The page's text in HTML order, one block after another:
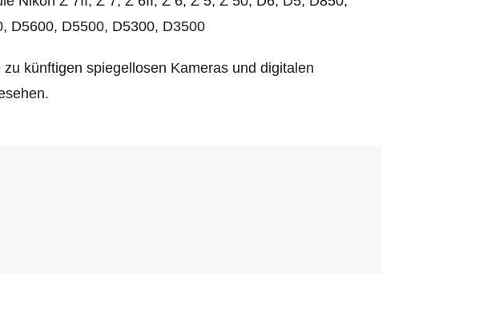
D5600, D5500, D5300, D3500
künftigen spiegellosen Kameras und digitalen